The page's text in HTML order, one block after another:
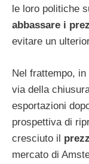
le loro politiche
abbassare i
evitare un
Nel frattempo,
via della
esportazioni
prospettiva di
cresciuto il
mercato di